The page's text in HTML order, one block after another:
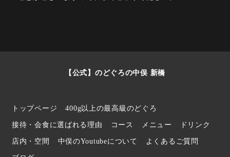
【公式】のどぐろの中俣 新橋
トップページ 400g以上の最高級のどぐろ
接待・会食に選ばれる理由 コース メニュー ドリンク
店内・空間 中俣のYoutubeについて よくあるご質問